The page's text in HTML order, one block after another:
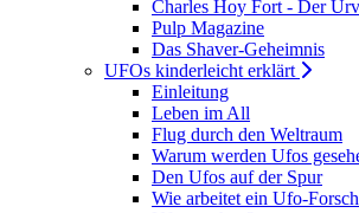
Charles Hoy Fort - Der
Pulp Magazine
Das Shaver-Geheimnis
UFOs kinderleicht erklärt
Einleitung
Leben im All
Flug durch den Weltraum
Warum werden Ufos
Den Ufos auf der Spur
Wie arbeitet ein Ufo-